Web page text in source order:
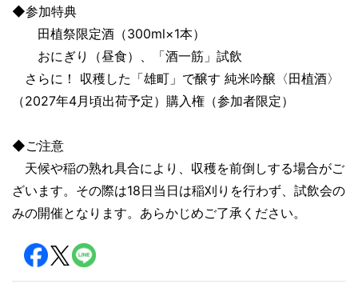
◆参加特典
田植祭限定酒（300ml×1本）
おにぎり（昼食）、「酒一筋」試飲
さらに！ 収穫した「雄町」で醸す 純米吟醸〈田植酒〉
（2027年4月頃出荷予定）購入権（参加者限定）
◆ご注意
天候や稲の熟れ具合により、収穫を前倒しする場合がご
ざいます。その際は18日当日は稲刈りを行わず、試飲会の
みの開催となります。あらかじめご了承ください。